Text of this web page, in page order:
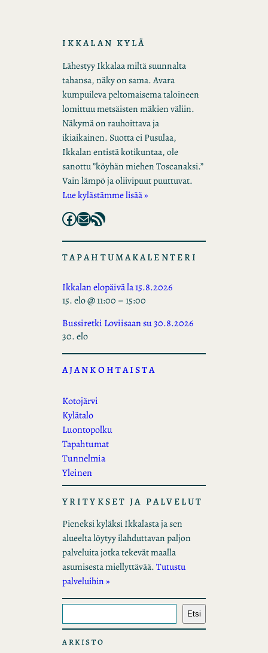
IKKALAN KYLÄ
Lähestyy Ikkalaa miltä suunnalta
tahansa, näky on sama. Avara
kumpuileva peltomaisema taloineen
lomittuu metsäisten mäkien väliin.
Näkymä on rauhoittava ja
ikiaikainen. Suotta ei Pusulaa,
Ikkalan entistä kotikuntaa, ole
sanottu ”köyhän miehen Toscanaksi.”
Vain lämpö ja oliivipuut puuttuvat.
Lue kylästämme lisää »
Facebook Mail RSS Feed
TAPAHTUMAKALENTERI
Ikkalan elopäivä la 15.8.2026
15. elo @ 11:00 –15:00
Bussiretki Loviisaan su 30.8.2026
30. elo
AJANKOHTAISTA
Kotojärvi
Kylätalo
Luontopolku
Tapahtumat
Tunnelmia
Yleinen
YRITYKSET JA PALVELUT
Pieneksi kyläksi Ikkalasta ja sen
alueelta löytyy ilahduttavan paljon
palveluita jotka tekevät maalla
asumisesta miellyttävää.Tutustu
palveluihin »
t
s
Etsi
ARKISTO